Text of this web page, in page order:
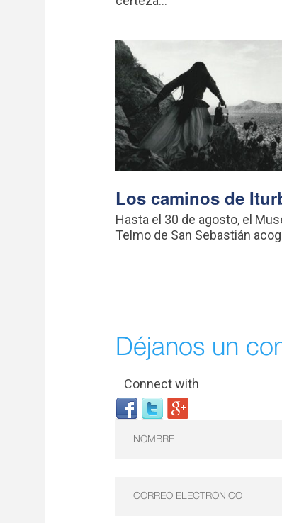
Los caminos de
Hasta el 30 de agosto, el
Telmo de San Sebastián
Déjanos un
Connect with